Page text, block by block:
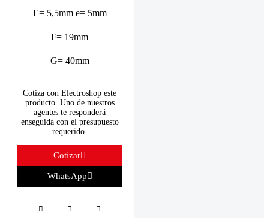
E= 5,5mm e= 5mm
F= 19mm
G= 40mm
Cotiza con Electroshop este
producto. Uno de nuestros
agentes te responderá
enseguida con el presupuesto
requerido.
Cotizar
WhatsApp